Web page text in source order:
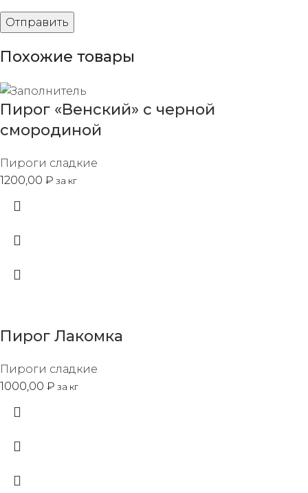
Похожие товары
Пирог «Венский» с черной
смородиной
Пироги сладкие
1200,00 ₽ за кг
Пирог Лакомка
Пироги сладкие
1000,00 ₽ за кг